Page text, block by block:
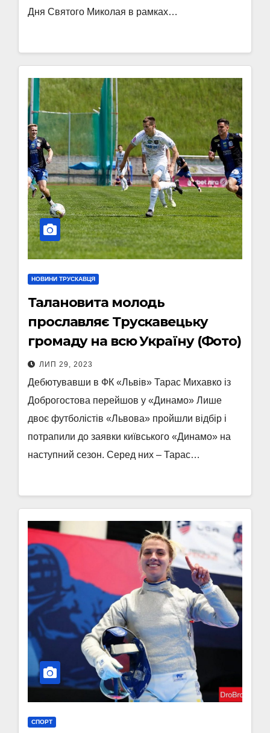
Дня Святого Миколая в рамках…
НОВИНИ ТРУСКАВЦЯ
Талановита молодь
прославляє Трускавецьку
громаду на всю Україну (Фото)
ЛИП 29, 2023
Дебютувавши в ФК «Львів» Тарас Михавко із
Доброгостова перейшов у «Динамо» Лише
двоє футболістів «Львова» пройшли відбір і
потрапили до заявки київського «Динамо» на
наступний сезон. Серед них – Тарас…
СПОРТ